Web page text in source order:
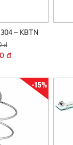
– KBTN
đ
đ
-15%